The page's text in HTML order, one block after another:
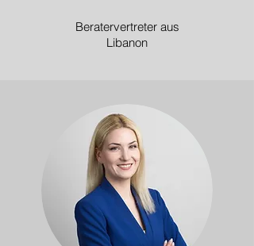
Beratervertreter aus
Libanon